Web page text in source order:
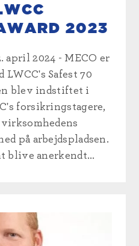
2023
april 2024 - MECO er
LWCC's Safest 70
blev indstiftet i
forsikringstagere,
på arbejdspladsen.
blive anerkendt...